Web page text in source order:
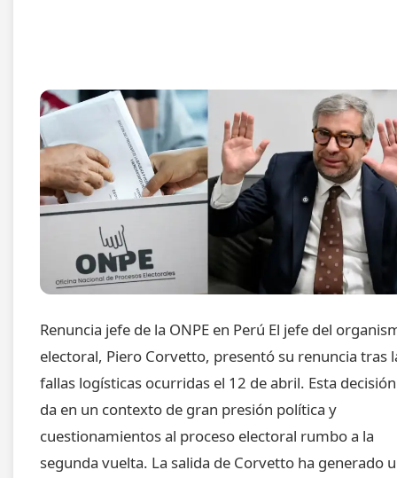
Renuncia jefe de la ONPE en Perú El jefe del
electoral, Piero Corvetto, presentó su renuncia tras
fallas logísticas ocurridas el 12 de abril. Esta
da en un contexto de gran presión política y
cuestionamientos al proceso electoral rumbo a la
segunda vuelta. La salida de Corvetto ha generado